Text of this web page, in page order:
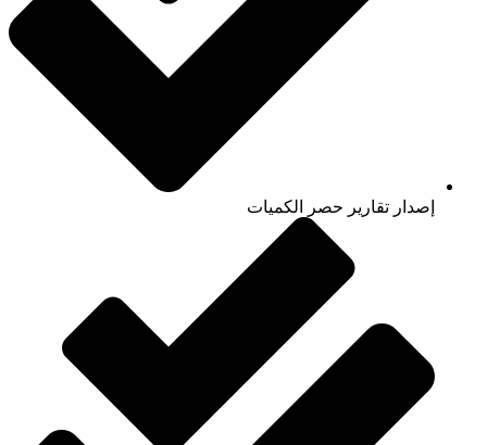
إصدار تقارير حصر الكميات